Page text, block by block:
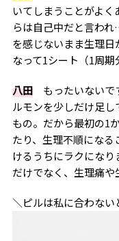
いてしまうことがよ
らは自己中だと言わ
を感じないまま生理
なって1シート（1周期
八田もったいないで
ルモンを少しだけ足
もの。だから最初の1
たり、生理不順にな
けるうちにラクにな
だけでなく、生理痛や
＼ピルは私に合わない